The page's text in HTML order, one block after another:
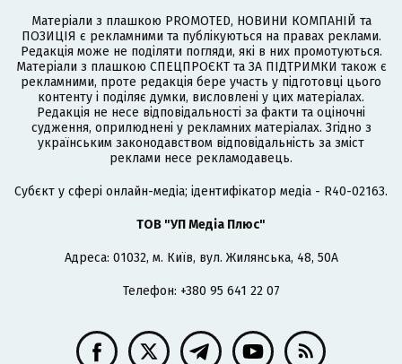
Матеріали з плашкою PROMOTED, НОВИНИ КОМПАНІЙ та
ПОЗИЦІЯ є рекламними та публікуються на правах реклами.
Редакція може не поділяти погляди, які в них промотуються.
Матеріали з плашкою СПЕЦПРОЄКТ та ЗА ПІДТРИМКИ також є
рекламними, проте редакція бере участь у підготовці цього
контенту і поділяє думки, висловлені у цих матеріалах.
Редакція не несе відповідальності за факти та оціночні
судження, оприлюднені у рекламних матеріалах. Згідно з
українським законодавством відповідальність за зміст
реклами несе рекламодавець.
Cубєкт у сфері онлайн-медіа; ідентифікатор медіа - R40-02163.
ТОВ "УП Медіа Плюс"
Адреса: 01032, м. Київ, вул. Жилянська, 48, 50А
Телефон: +380 95 641 22 07